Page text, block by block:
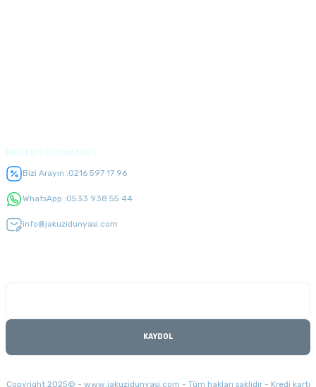
Bizi Arayın :0216 597 17 96
WhatsApp :0533 938 55 44
info@jakuzidunyasi.com
KAYDOL
Copyright 2025© - www.jakuzidunyasi.com - Tüm hakları saklıdır - Kredi kartı